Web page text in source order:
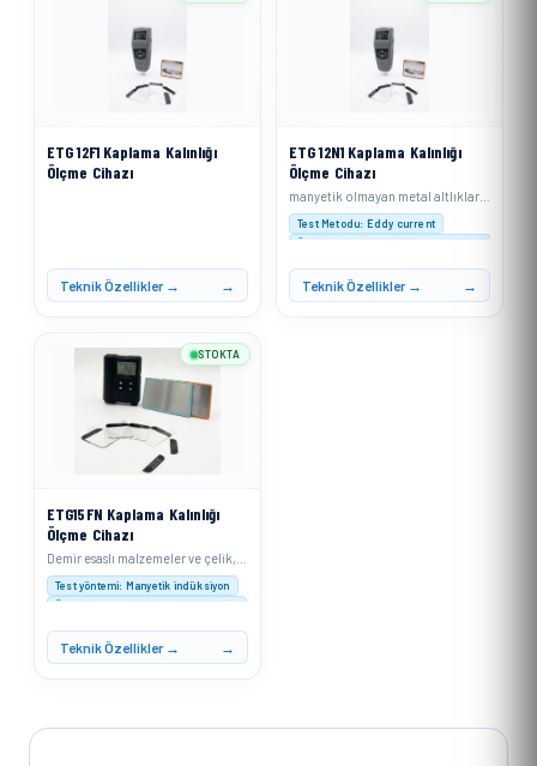
ETG 12F1 Kaplama Kalınlığı
Ölçme Cihazı
Teknik Özellikler →
ETG 12N1 Kaplama Kalınlığı
Ölçme Cihazı
Test Metodu: Eddy current
Ölçüm Aralığı : 0-1250 µm (0-50 mil)
Teknik Özellikler →
ETG15FN Kaplama Kalınlığı
Ölçme Cihazı
Test yöntemi: Manyetik indüksiyon
Ölçüm aralığı : 0–1500 μm (0–60 mil)
Teknik Özellikler →
STOKTA